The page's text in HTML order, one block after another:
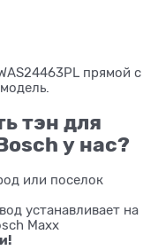
прямой с
тэн для
у нас?
или поселок
устанавливает на
Maxx